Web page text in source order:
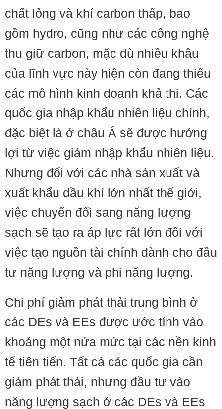
chất lỏng và khí carbon thấp, bao
gồm hydro, cũng như các công nghệ
thu giữ carbon, mặc dù nhiều khâu
của lĩnh vực này hiện còn đang thiếu
các mô hình kinh doanh khả thi. Các
quốc gia nhập khẩu nhiên liệu chính,
đặc biệt là ở châu Á sẽ được hưởng
lợi từ việc giảm nhập khẩu nhiên liệu.
Nhưng đối với các nhà sản xuất và
xuất khẩu dầu khí lớn nhất thế giới,
việc chuyển đổi sang năng lượng
sạch sẽ tạo ra áp lực rất lớn đối với
việc tạo nguồn tài chính dành cho đầu
tư năng lượng và phi năng lượng.
Chi phí giảm phát thải trung bình ở
các DEs và EEs được ước tính vào
khoảng một nửa mức tại các nền kinh
tế tiên tiến. Tất cả các quốc gia cần
giảm phát thải, nhưng đầu tư vào
năng lượng sạch ở các DEs và EEs